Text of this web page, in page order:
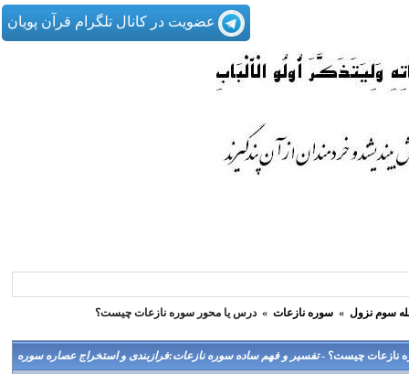
عضویت در کانال تلگرام قرآن پویان
سوم نزول » سوره نازعات » درس یا محور سوره نازعات چیست؟
نازعات چیست؟ -تفسیر و فهم ساده سوره نازعات:فرازبندی و استخراج عصاره سوره